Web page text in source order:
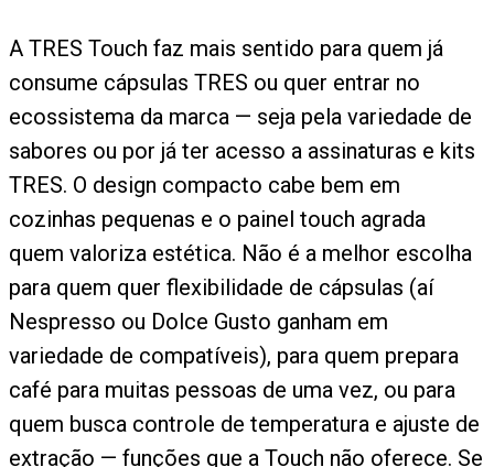
A TRES Touch faz mais sentido para quem já
consume cápsulas TRES ou quer entrar no
ecossistema da marca — seja pela variedade de
sabores ou por já ter acesso a assinaturas e kits
TRES. O design compacto cabe bem em
cozinhas pequenas e o painel touch agrada
quem valoriza estética. Não é a melhor escolha
para quem quer flexibilidade de cápsulas (aí
Nespresso ou Dolce Gusto ganham em
variedade de compatíveis), para quem prepara
café para muitas pessoas de uma vez, ou para
quem busca controle de temperatura e ajuste de
extração — funções que a Touch não oferece. Se